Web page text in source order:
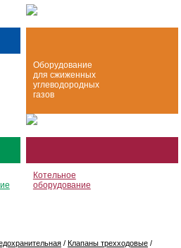
Оборудование
для сжиженных
углеводородных
газов
Котельное
оборудование
/ Клапаны трехходовые /